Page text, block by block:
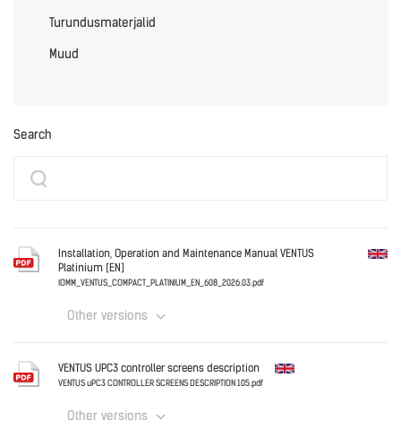
Turundusmaterjalid
Muud
Search
Installation, Operation and Maintenance Manual VENTUS
Platinium [EN]
IOMM_VENTUS_COMPACT_PLATINIUM_EN_608_2026.03.pdf
Other versions
VENTUS UPC3 controller screens description
VENTUS uPC3 CONTROLLER SCREENS DESCRIPTION 105.pdf
Other versions